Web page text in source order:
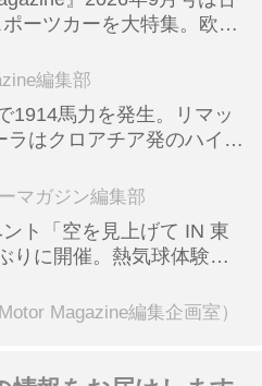
ーツカーを大特集。欧州
編集部
1914馬力を発生。リマッ
ラはクロアチア発のハイパ
マガジン編集部
ト「空を見上げて IN 東
りに開催。熱気球体験搭
Magazine編集企画室）